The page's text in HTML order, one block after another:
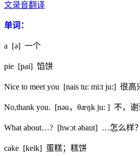
单词：
a [ə] 一个
pie [pai] 馅饼
Nice to meet you [nais tu: mi:t ju:] 很高
No,thank you. [nəu，θæŋk ju: ] 不，
What about…? [hwɔt əbaut] …怎么样？
cake [keik] 蛋糕；糕饼